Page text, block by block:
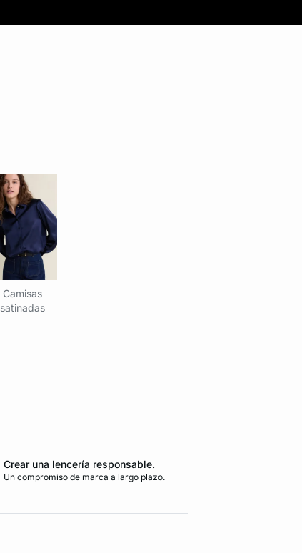
Camisas
satinadas
Crear una lencería responsable.
Un compromiso de marca a largo plazo.